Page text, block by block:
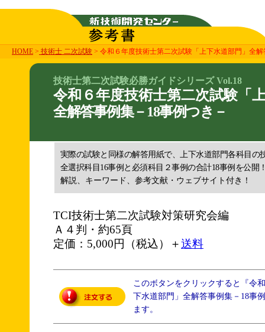
HOME > 技術士 二次試験 > 令和６年度技術士第二次試験「上下水道部門」全
技術士第二次試験必勝ガイドシリーズ Vol.18
令和６年度技術士第二次試験「
全解答事例集－18事例つき－
実際の試験と同様の解答用紙で、上下水道部門各科目の
全選択科目16事例と必須科目２事例の合計18事例を公開
解説、キーワード、参考文献・ウェブサイト付き！
TCI技術士第二次試験対策研究会編
Ａ４判・約65頁
定価：5,000円（税込）＋送料
このボタンをクリックすると『令
下水道部門」全解答事例集－18事
ます。